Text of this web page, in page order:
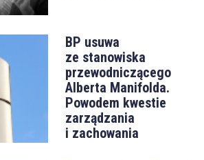
BP usuwa
ze stanowiska
przewodniczącego
Alberta Manifolda.
Powodem kwestie
zarządzania
i zachowania